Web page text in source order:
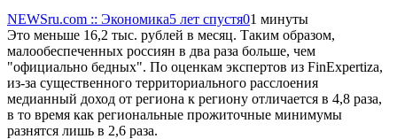
NEWSru.com :: Экономика5 лет спустя01 минуты
Это меньше 16,2 тыс. рублей в месяц. Таким образом,
малообеспеченных россиян в два раза больше, чем
"официально бедных". По оценкам экспертов из FinExpertiza,
из-за существенного территориального расслоения
медианный доход от региона к региону отличается в 4,8 раза,
в то время как региональные прожиточные минимумы
разнятся лишь в 2,6 раза.